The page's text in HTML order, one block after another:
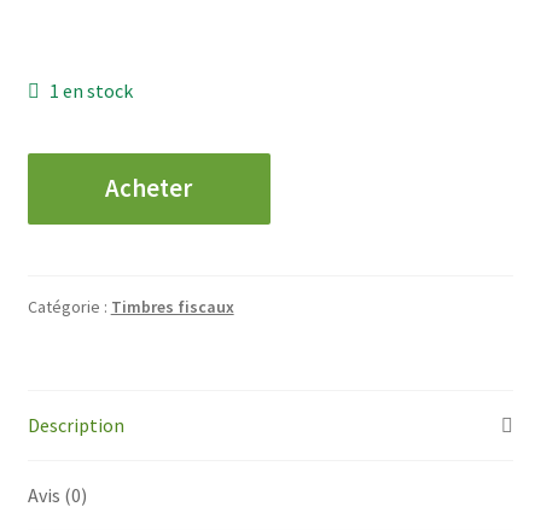
1 en stock
QUITTANCES
Centimes
Acheter
Catégorie : Timbres fiscaux
Description
Avis (0)